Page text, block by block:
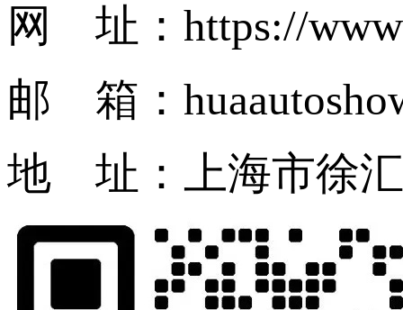
网 址：https://
邮 箱：
地 址：上海市徐汇